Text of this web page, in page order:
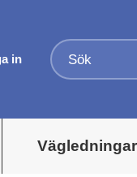
in
Vägledningar